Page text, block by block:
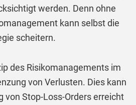
werden. Denn ohne
kann selbst die
scheitern.
des Risikomanagements im
von Verlusten. Dies kann
von Stop-Loss-Orders erreicht